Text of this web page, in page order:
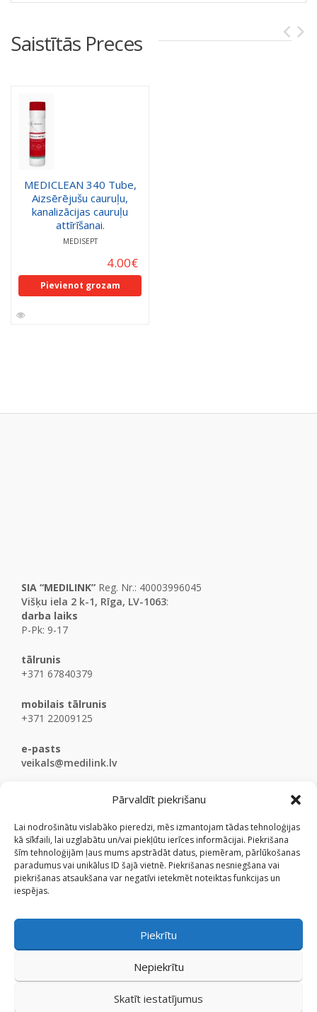
Pārvaldīt piekrišanu
Lai nodrošinātu vislabāko pieredzi, mēs izmantojam tādas tehnoloģijas
kā sīkfaili, lai uzglabātu un/vai piekļūtu ierīces informācijai. Piekrišana
šīm tehnoloģijām ļaus mums apstrādāt datus, piemēram, pārlūkošanas
paradumus vai unikālus ID šajā vietnē. Piekrišanas nesniegšana vai
piekrišanas atsaukšana var negatīvi ietekmēt noteiktas funkcijas un
iespējas.
Piekrītu
Nepiekrītu
Skatīt iestatījumus
Saistītās Preces
MEDICLEAN 340 Tube,
Aizsērējušu cauruļu,
kanalizācijas cauruļu
attīrīšanai.
MEDISEPT
4.00€
Pievienot grozam
SIA “MEDILINK” Reg. Nr.: 40003996045
Višķu iela 2 k-1, Rīga, LV-1063:
darba laiks
P-Pk: 9-17
tālrunis
+371 67840379
mobilais tālrunis
+371 22009125
e-pasts
veikals@medilink.lv
© Medicinaspreces.lv 2009 - 2026.